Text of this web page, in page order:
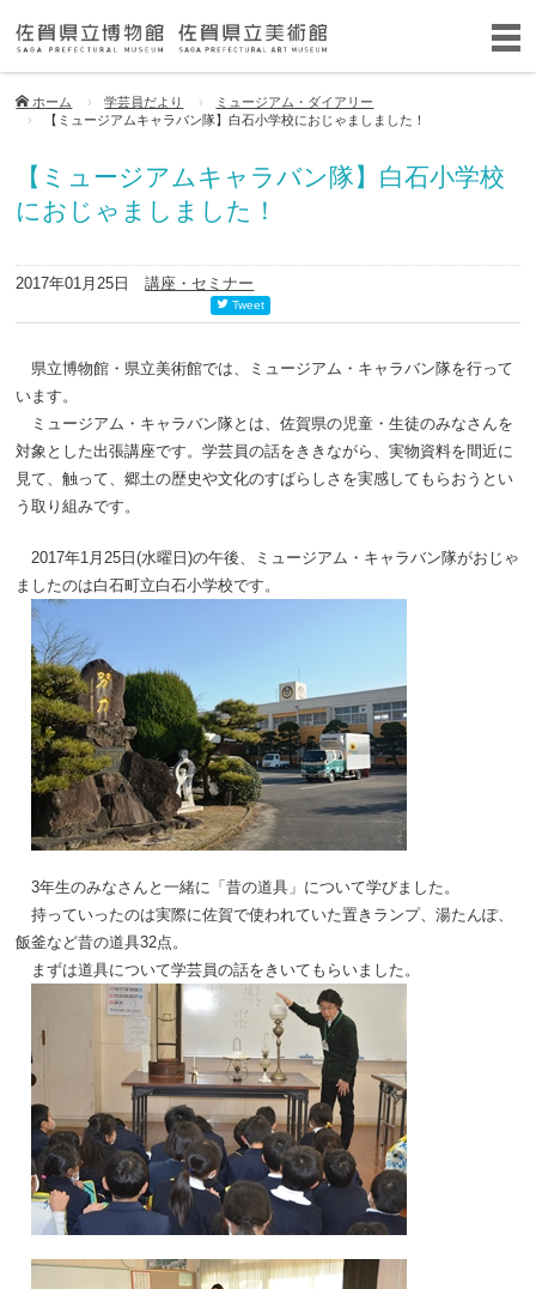
ホーム 学芸員だより
ミュージアム・ダイアリー
【ミュージアムキャラバン隊】白石小学校におじゃましました！
【ミュージアムキャラバン隊】白石小学校
におじゃましました！
2017年01月25日講座・セミナー
Tweet
県立博物館・県立美術館では、ミュージアム・キャラバン隊を行って
います。
ミュージアム・キャラバン隊とは、佐賀県の児童・生徒のみなさんを
対象とした出張講座です。学芸員の話をききながら、実物資料を間近に
見て、触って、郷土の歴史や文化のすばらしさを実感してもらおうとい
う取り組みです。
2017年1月25日(水曜日)の午後、ミュージアム・キャラバン隊がおじゃ
ましたのは白石町立白石小学校です。
3年生のみなさんと一緒に「昔の道具」について学びました。
持っていったのは実際に佐賀で使われていた置きランプ、湯たんぽ、
飯釜など昔の道具32点。
まずは道具について学芸員の話をきいてもらいました。